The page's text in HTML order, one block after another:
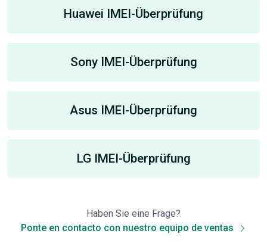
Huawei IMEI-Überprüfung
Sony IMEI-Überprüfung
Asus IMEI-Überprüfung
LG IMEI-Überprüfung
Haben Sie eine Frage?
Ponte en contacto con nuestro equipo de ventas